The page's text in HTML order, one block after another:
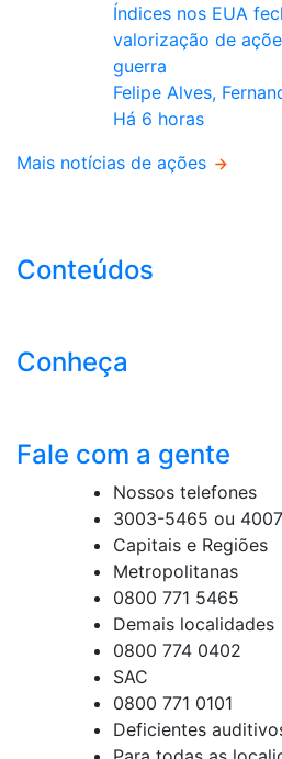
Índices nos EUA
valorização de
guerra
Felipe Alves,
Há 6 horas
Mais notícias de ações
Conteúdos
Conheça
Fale com a gente
Nossos telefones
3003-5465 ou
Capitais e Regiões
Metropolitanas
0800 771 5465
Demais localidades
0800 774 0402
SAC
0800 771 0101
Deficientes